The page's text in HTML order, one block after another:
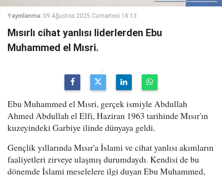
Yayınlanma: 09 Ağustos 2025 Cumartesi 18:13
Mısırlı cihat yanlısı liderlerden Ebu
Muhammed el Mısri.
Ebu Muhammed el Mısri, gerçek ismiyle Abdullah
Ahmed Abdullah el Elfi, Haziran 1963 tarihinde Mısır'ın
kuzeyindeki Garbiye ilinde dünyaya geldi.
Gençlik yıllarında Mısır'a İslami ve cihat yanlısı akımların
faaliyetleri zirveye ulaşmış durumdaydı. Kendisi de bu
dönemde İslami meselelere ilgi duyan Ebu Muhammed,